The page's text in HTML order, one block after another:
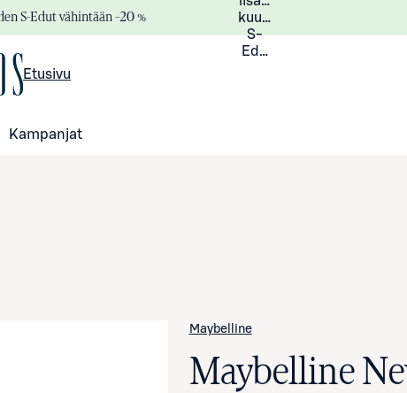
S-Edut vähintään –20 %
kuukauden
S-
Eduista
Etusivu
Kampanjat
Maybelline
Maybelline